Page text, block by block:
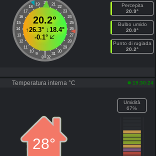
20
19 21
18
22
17
23
16
24
15
25
14
26
13
27
12
28
11
29
10
30
9 31
|
8 32
20.2°
↑26.3°↓18.4°
-0.1°
Percepita
20.9°
Bulbo umido
20.0°
Punto di rugiada
20.2°
Temperatura interna °C 19:30:24
28°
Umidità
67%